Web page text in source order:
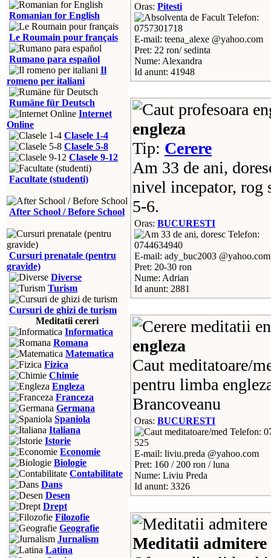
Romanian for English
Le Roumain pour français
Rumano para español
Il
romeno per italiani
Rumäne für Deutsch
Internet
Online
Clasele 1-4
Clasele 5-8
Clasele 9-12
Facultate (studenti)
After School / Before School
Cursuri prenatale (pentru
gravide)
Diverse
Turism
Cursuri de ghizi de turism
Meditatii cereri
Informatica
Romana
Matematica
Fizica
Chimie
Engleza
Franceza
Germana
Spaniola
Italiana
Istorie
Economie
Biologie
Contabilitate
Dans
Desen
Drept
Filozofie
Geografie
Jurnalism
Latina
Oras: Pitesti
Telefon:
0757301718
E-mail: teena_alexe @yahoo.com
Pret: 22 ron/ sedinta
Nume: Alexandra
Id anunt: 41948
engleza
Tip: Cerere
Am 33 de ani,
nivel incepator, rog
5-6.
Oras: BUCURESTI
Telefon:
0744634940
E-mail: ady_buc2003 @yahoo.com
Pret: 20-30 ron
Nume: Adrian
Id anunt: 2881
engleza
Caut meditatoare/
pentru limba
Brancoveanu
Oras: BUCURESTI
Telefon:
525
E-mail: liviu.preda @yahoo.com
Pret: 160 / 200 ron / luna
Nume: Liviu Preda
Id anunt: 3326
Meditatii